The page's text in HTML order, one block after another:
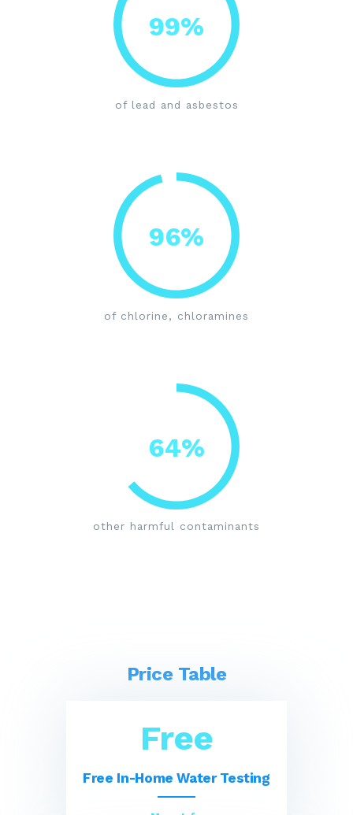
99%
of lead and asbestos
96%
of chlorine, chloramines
64%
other harmful contaminants
Price Table
Free
Free In-Home Water Testing